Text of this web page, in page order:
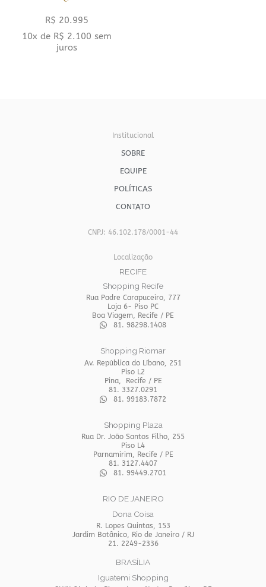
R$ 20.995
10x de R$ 2.100 sem
juros
Institucional
SOBRE
EQUIPE
POLÍTICAS
CONTATO
CNPJ: 46.102.178/0001-44
Localização
RECIFE
Shopping Recife
Rua Padre Carapuceiro, 777
Loja 6- Piso PC
Boa Viagem, Recife / PE
81. 98298.1408
Shopping Riomar
Av. República do Líbano, 251
Piso L2
Pina, Recife / PE
81. 3327.0291
81. 99183.7872
Shopping Plaza
Rua Dr. João Santos Filho, 255
Piso L4
Parnamirim, Recife / PE
81. 3127.4407
81. 99449.2701
RIO DE JANEIRO
Dona Coisa
R. Lopes Quintas, 153
Jardim Botânico, Rio de Janeiro / RJ
21. 2249-2336
BRASÍLIA
Iguatemi Shopping